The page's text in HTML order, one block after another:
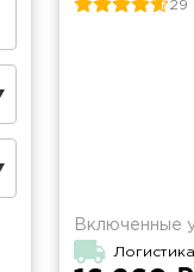
29
Включенные
Логистика